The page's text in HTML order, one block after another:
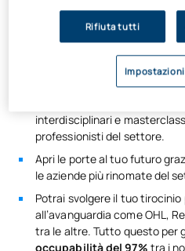
Frequentare ilMaster
Madrid ti offre una formazione
dell’ingegneria civile. Al termine
lavorare come ingegnere civile.
La tua formazione si baserà
interdisciplinari e
professionisti del settore.
Apri le porte al tuo futuro
le aziende più rinomate del
Potrai svolgere il tuo tirocinio
all’avanguardia come OHL,
tra le altre. Tutto questo per
occupabilità del 97% tra i
Rifiuta tutti